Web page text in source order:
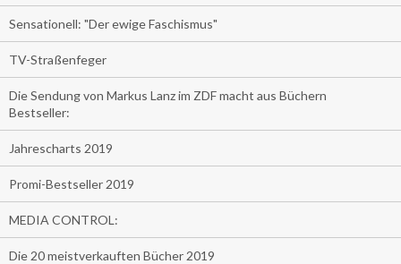
Sensationell: "Der ewige Faschismus"
TV-Straßenfeger
Die Sendung von Markus Lanz im ZDF macht aus Büchern
Bestseller:
Jahrescharts 2019
Promi-Bestseller 2019
MEDIA CONTROL:
Die 20 meistverkauften Bücher 2019